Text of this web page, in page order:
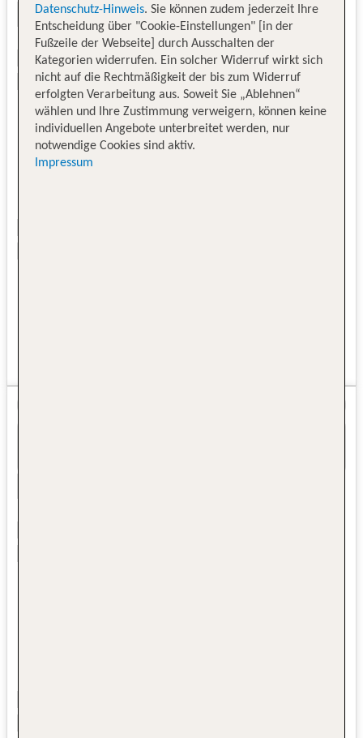
Datenschutz-Hinweis. Sie können zudem jederzeit Ihre
Entscheidung über "Cookie-Einstellungen" [in der
Fußzeile der Webseite] durch Ausschalten der
Kategorien widerrufen. Ein solcher Widerruf wirkt sich
nicht auf die Rechtmäßigkeit der bis zum Widerruf
erfolgten Verarbeitung aus. Soweit Sie „Ablehnen“
wählen und Ihre Zustimmung verweigern, können keine
individuellen Angebote unterbreitet werden, nur
notwendige Cookies sind aktiv.
Impressum